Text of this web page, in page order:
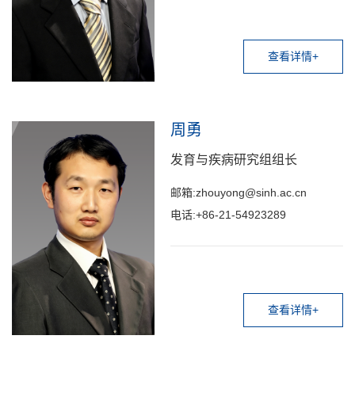
查看详情+
周勇
发育与疾病研究组组长
邮箱:zhouyong@sinh.ac.cn
电话:+86-21-54923289
查看详情+